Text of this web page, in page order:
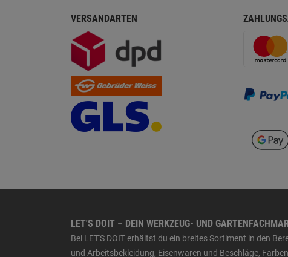
VERSANDARTEN
LET'S DOIT – DEIN WERKZEUG- UND
Bei LET'S DOIT erhältst du ein breites Sortiment in den
und Arbeitsbekleidung, Eisenwaren und Beschläge,